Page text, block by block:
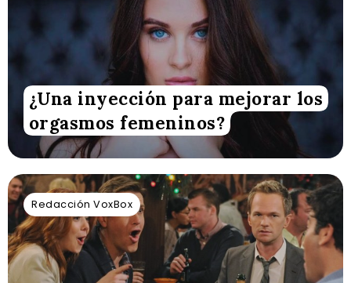
¿Una inyección para mejorar los
orgasmos femeninos?
Redacción VoxBox